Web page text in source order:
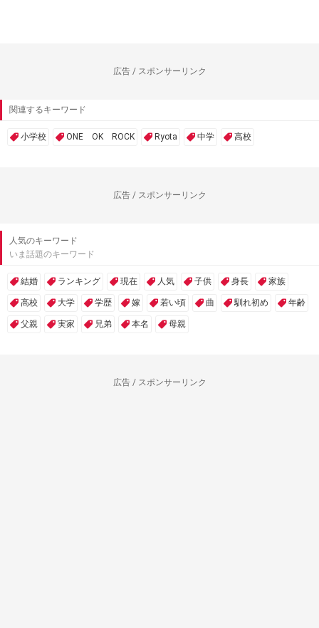
広告 / スポンサーリンク
関連するキーワード
小学校 ONE OK ROCK Ryota 中学 高校
広告 / スポンサーリンク
人気のキーワード
いま話題のキーワード
結婚 ランキング 現在 人気 子供 身長 家族
高校 大学 学歴 嫁 若い頃 曲 馴れ初め 年齢
父親 実家 兄弟 本名 母親
広告 / スポンサーリンク